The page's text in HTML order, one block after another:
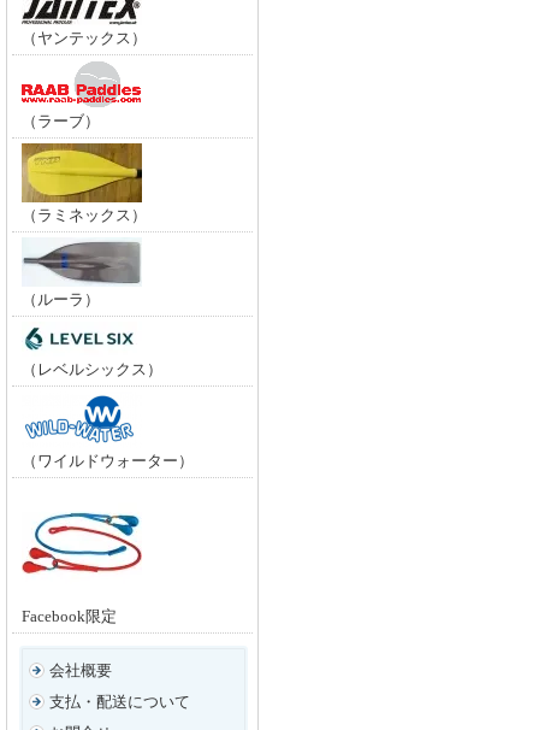
（ヤンテックス）
（ラーブ）
（ラミネックス）
（ルーラ）
（レベルシックス）
（ワイルドウォーター）
Facebook限定
会社概要
支払・配送について